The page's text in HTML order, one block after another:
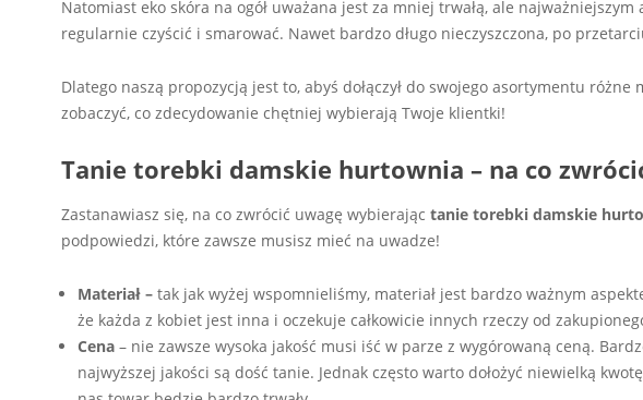
Natomiast eko skóra na ogół uważana jest za mniej trwałą, ale
regularnie czyścić i smarować. Nawet bardzo długo nieczyszczona, po
Dlatego naszą propozycją jest to, abyś dołączył do swojego asortymentu różne
zobaczyć, co zdecydowanie chętniej wybierają Twoje klientki!
Tanie torebki damskie hurtownia – na co
Zastanawiasz się, na co zwrócić uwagę wybierając tanie torebki damskie
podpowiedzi, które zawsze musisz mieć na uwadze!
Materiał – tak jak wyżej wspomnieliśmy, materiał jest bardzo ważnym
że każda z kobiet jest inna i oczekuje całkowicie innych rzeczy od
Cena – nie zawsze wysoka jakość musi iść w parze z wygórowaną ceną.
najwyższej jakości są dość tanie. Jednak często warto dołożyć niewielką